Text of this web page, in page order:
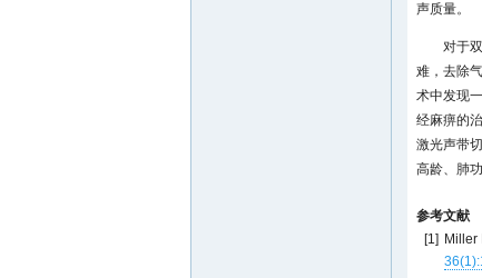
声质量。
对于
难，去除
术中发现
经麻痹的
激光声带
高龄、肺
参考文献
[1] Miller